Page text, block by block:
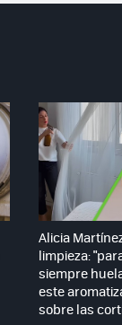
Alicia
limpieza:
siempre
este
sobre las